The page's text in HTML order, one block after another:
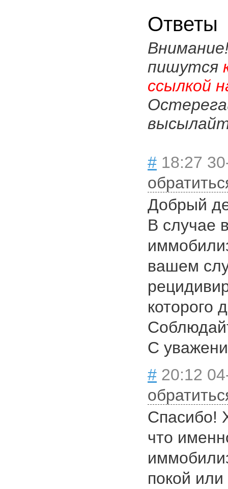
Ответы
пишутся
ссылкой
# 18:27
Добрый
В случае
вашем
которого
С
# 20:12
Спасибо!
что
покой